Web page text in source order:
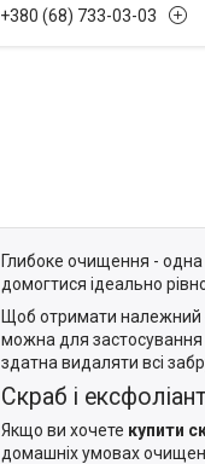
+380 (68) 733-03-03
Глибоке очищення -
домогтися ідеально
Щоб отримати належний
можна для застосування
здатна видаляти всі
Скраб і
Якщо ви хочете купити
домашніх умовах